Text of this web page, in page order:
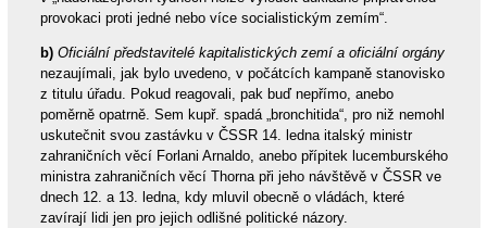
provokaci proti jedné nebo více socialistickým zemím“.
b) Oficiální představitelé kapitalistických zemí a oficiální orgány
nezaujímali, jak bylo uvedeno, v počátcích kampaně stanovisko
z titulu úřadu. Pokud reagovali, pak buď nepřímo, anebo
poměrně opatrně. Sem kupř. spadá „bronchitida“, pro niž nemohl
uskutečnit svou zastávku v ČSSR 14. ledna italský ministr
zahraničních věcí Forlani Arnaldo, anebo přípitek lucemburského
ministra zahraničních věcí Thorna při jeho návštěvě v ČSSR ve
dnech 12. a 13. ledna, kdy mluvil obecně o vládách, které
zavírají lidi jen pro jejich odlišné politické názory.